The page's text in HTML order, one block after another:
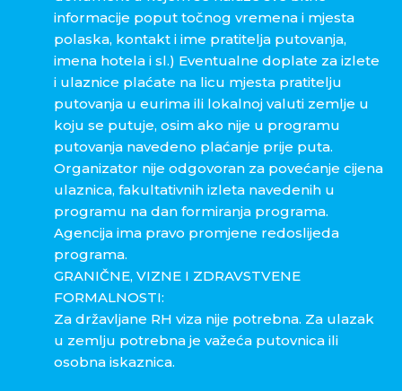
informacije poput točnog vremena i mjesta
polaska, kontakt i ime pratitelja putovanja,
imena hotela i sl.) Eventualne doplate za izlete
i ulaznice plaćate na licu mjesta pratitelju
putovanja u eurima ili lokalnoj valuti zemlje u
koju se putuje, osim ako nije u programu
putovanja navedeno plaćanje prije puta.
Organizator nije odgovoran za povećanje cijena
ulaznica, fakultativnih izleta navedenih u
programu na dan formiranja programa.
Agencija ima pravo promjene redoslijeda
programa.
GRANIČNE, VIZNE I ZDRAVSTVENE
FORMALNOSTI:
Za državljane RH viza nije potrebna. Za ulazak
u zemlju potrebna je važeća putovnica ili
osobna iskaznica.